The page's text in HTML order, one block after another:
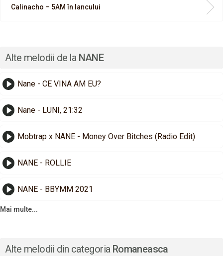
Calinacho – 5AM în Iancului
Alte melodii de la NANE
Nane - CE VINA AM EU?
Nane - LUNI, 21:32
Mobtrap x NANE - Money Over Bitches (Radio Edit)
NANE - ROLLIE
NANE - BBYMM 2021
Mai multe...
Alte melodii din categoria Romaneasca